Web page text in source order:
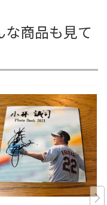
な商品も見て